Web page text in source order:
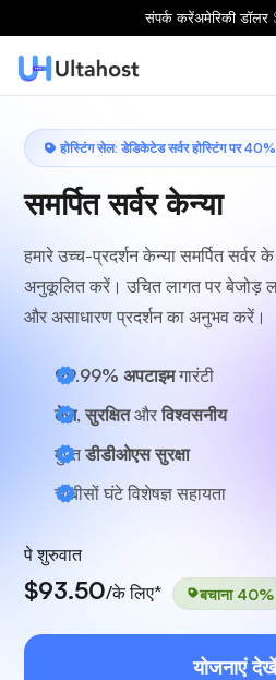
संपर्क करेंअमेरिकी डॉलर
होस्टिंग सेल: डेडिकेटेड सर्वर होस्टिंग पर
समर्पित सर्वर केन्या
हमारे उच्च-प्रदर्शन केन्या समर्पित
अनुकूलित करें। उचित लागत पर बेजोड़
और असाधारण प्रदर्शन का अनुभव करें।
99.99% अपटाइमगारंटी
तेज़, सुरक्षितऔरविश्वसनीय
मुफ़्तडीडीओएस सुरक्षा
चौबीसों घंटेविशेषज्ञ सहायता
पे शुरुवात
$93.50/के लिए* बचाना 40%
योजनाएं